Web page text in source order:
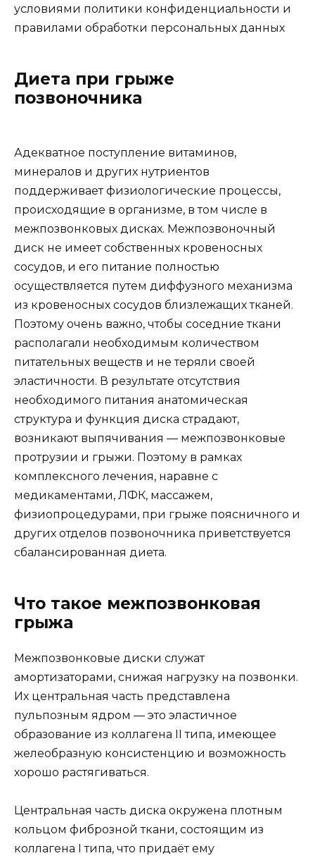
условиями политики конфиденциальности и
правилами обработки персональных данных
Диета при грыже
позвоночника
Адекватное поступление витаминов,
минералов и других нутриентов
поддерживает физиологические процессы,
происходящие в организме, в том числе в
межпозвонковых дисках. Межпозвоночный
диск не имеет собственных кровеносных
сосудов, и его питание полностью
осуществляется путем диффузного механизма
из кровеносных сосудов близлежащих тканей.
Поэтому очень важно, чтобы соседние ткани
располагали необходимым количеством
питательных веществ и не теряли своей
эластичности. В результате отсутствия
необходимого питания анатомическая
структура и функция диска страдают,
возникают выпячивания — межпозвонковые
протрузии и грыжи. Поэтому в рамках
комплексного лечения, наравне с
медикаментами, ЛФК, массажем,
физиопроцедурами, при грыже поясничного и
других отделов позвоночника приветствуется
сбалансированная диета.
Что такое межпозвонковая
грыжа
Межпозвонковые диски служат
амортизаторами, снижая нагрузку на позвонки.
Их центральная часть представлена
пульпозным ядром — это эластичное
образование из коллагена II типа, имеющее
желеобразную консистенцию и возможность
хорошо растягиваться.
Центральная часть диска окружена плотным
кольцом фиброзной ткани, состоящим из
коллагена I типа, что придаёт ему